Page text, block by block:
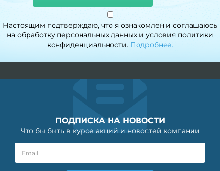
Настоящим подтверждаю, что я ознакомлен и соглашаюсь
на обработку персональных данных и условия политики
конфиденциальности. Подробнее.
ПОДПИСКА НА НОВОСТИ
Что бы быть в курсе акций и новостей компании